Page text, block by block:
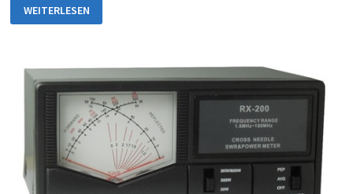
UND
AMATEURFUNK
EIN
MEHRWERT
WEITERLESEN